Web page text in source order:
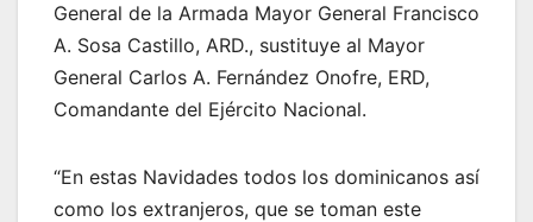
General de la Armada Mayor General Francisco
A. Sosa Castillo, ARD., sustituye al Mayor
General Carlos A. Fernández Onofre, ERD,
Comandante del Ejército Nacional.
“En estas Navidades todos los dominicanos así
como los extranjeros, que se toman este